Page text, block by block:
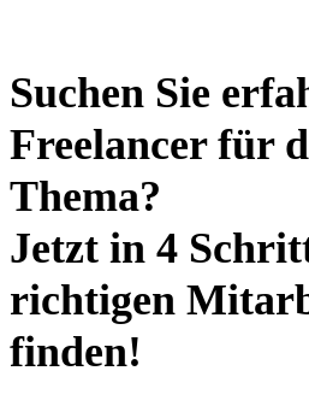
Suchen Sie
Freelancer für
Thema?
Jetzt in 4
richtigen
finden!